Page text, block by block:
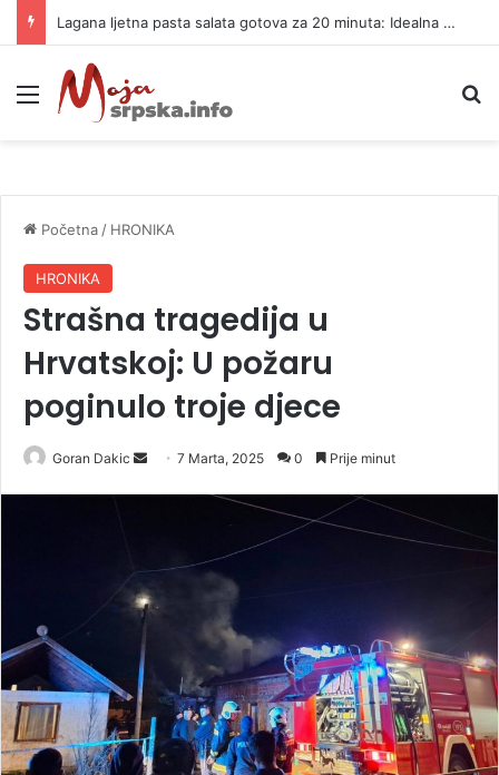
Lagana ljetna pasta salata gotova za 20 minuta: Idealna za vrele dane
Meni
Početna / HRONIKA
HRONIKA
Strašna tragedija u
Hrvatskoj: U požaru
poginulo troje djece
Goran Dakic
n
e
l
7 Marta, 2025 0 Prije minut